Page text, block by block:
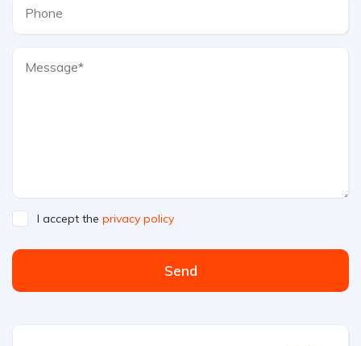
I accept the privacy policy
Send